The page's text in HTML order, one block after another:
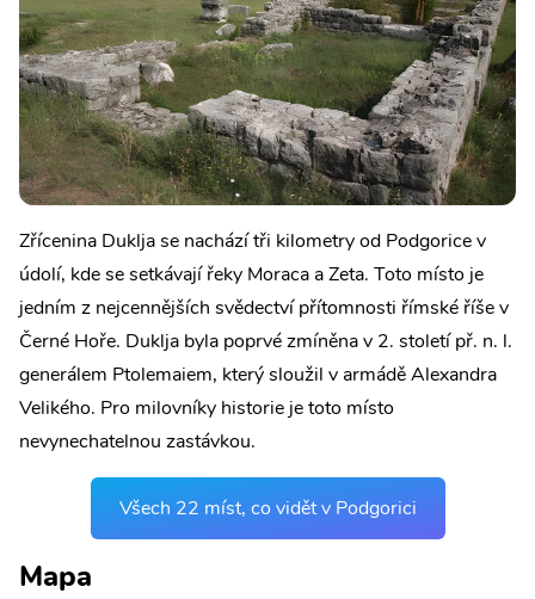
Zřícenina Duklja se nachází tři kilometry od Podgorice v
údolí, kde se setkávají řeky Moraca a Zeta. Toto místo je
jedním z nejcennějších svědectví přítomnosti římské říše v
Černé Hoře. Duklja byla poprvé zmíněna v 2. století př. n. l.
generálem Ptolemaiem, který sloužil v armádě Alexandra
Velikého. Pro milovníky historie je toto místo
nevynechatelnou zastávkou.
Všech 22 míst, co vidět v Podgorici
Mapa